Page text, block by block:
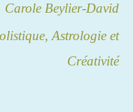
​Carole Beylier-David
Astrologie et
Créativité